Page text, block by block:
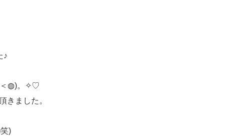
♪
＜◍)。✧♡
きました。
)